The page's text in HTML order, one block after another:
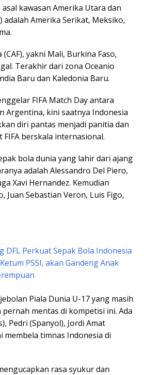
kawasan Amerika Utara dan
adalah Amerika Serikat, Meksiko,
yakni Mali, Burkina Faso,
Terakhir dari zona Oceanio
Baru dan Kaledonia Baru.
FIFA Match Day antara
Argentina, kini saatnya Indonesia
diri pantas menjadi panitia dan
FIFA berskala internasional.
bola dunia yang lahir dari ajang
adalah Alessandro Del Piero,
Xavi Hernandez. Kemudian
Juan Sebastian Veron, Luis Figo,
DFL Perkuat Sepak Bola Indonesia
PSSI, akan Gandeng Anak
Piala Dunia U-17 yang masih
mentas di kompetisi ini. Ada
Pedri (Spanyol), Jordi Amat
membela timnas Indonesia di
rasa syukur dan